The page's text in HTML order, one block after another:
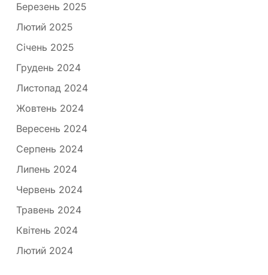
Березень 2025
Лютий 2025
Січень 2025
Грудень 2024
Листопад 2024
Жовтень 2024
Вересень 2024
Серпень 2024
Липень 2024
Червень 2024
Травень 2024
Квітень 2024
Лютий 2024